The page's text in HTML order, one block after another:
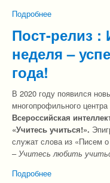
Подробнее
Пост-релиз :
неделя –
года!
В 2020 году появился
многопрофильного
Всероссийская
«Учитесь учиться!».
служат слова из «Писем
–Учитесь любить
Подробнее